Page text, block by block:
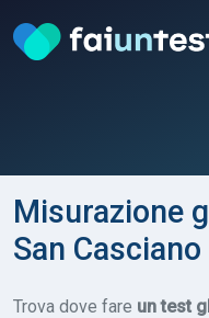
Misurazione
San Casciano
Trova dove fare un test